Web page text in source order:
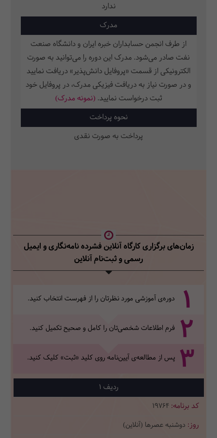
ندارد
مدرک
از طرف انجمن حسابداران خبره ایران و دانشگاه صنعت
نفت صادر می‌شود. مدرک این دوره را می‌توانید به صورت
الکترونیکی از قسمت «پروفایل دانش‌پذیر» دریافت نمایید
و در صورت نیاز به دریافت فیزیکی مدرک، در پروفایل خود
ثبت‌ درخواست نمایید.(نمونه مدرک)
نحوه پرداخت
پرداخت به صورت نقدی
زمان‌های برگزاری کارگاه آنلاین فشرده نامه‌نگاری و ایمیل
رسمیو ثبت‌نام آنلاین
1 دوره‌ی آموزشی مورد نظرتان را از فهرست انتخاب کنید.
2 فرم اطلاعات شخصی‌تان‌ را کامل و صحیح تکمیل کنید.
3 پس از مطالعه‌ی آیین‌نامه روی کلید «ثبت» کلیک کنید.
1
19764
دوشنبه عصرها (آنلاین)